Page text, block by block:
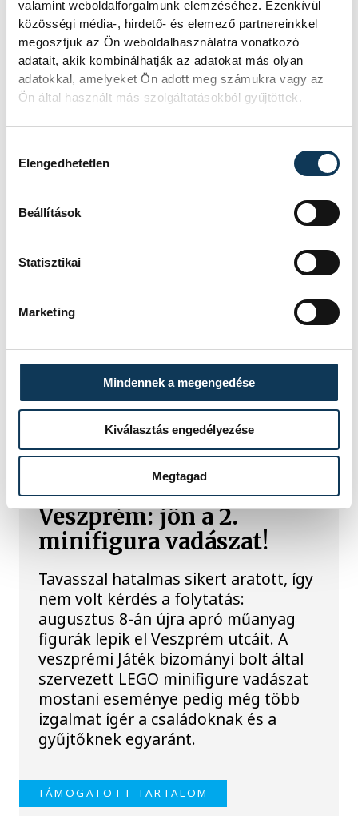
valamint weboldalforgalmunk elemzéséhez. Ezenkívül
közösségi média-, hirdető- és elemező partnereinkkel
megosztjuk az Ön weboldalhasználatra vonatkozó
adatait, akik kombinálhatják az adatokat más olyan
adatokkal, amelyeket Ön adott meg számukra vagy az
Ön által használt más szolgáltatásokból gyűjtöttek.
Elengedhetetlen
Beállítások
Statisztikai
Marketing
Mindennek a megengedése
Kiválasztás engedélyezése
Megtagad
TOVÁBBI CIKKEK
TÁMOGATOTT TARTALOM
TNT és New Level
érkezik a nyár egyik
bulija az AMFI-ba
A TNT ikonikus slágereivel, a New
Level Empire lendületes dalaival várja
a közönséget egy különleges balatoni
szabadtéri helyszínen augusztus 8-án
nosztalgia és a mai popzene
találkozását ígéri.
Újra LEGO-lázban
Veszprém: jön a 2.
minifigura vadászat!
Tavasszal hatalmas sikert aratott, így
nem volt kérdés a folytatás:
augusztus 8-án újra apró műanyag
figurák lepik el Veszprém utcáit. A
veszprémi Játék bizományi bolt által
szervezett LEGO minifigure vadászat
mostani eseménye pedig még több
izgalmat ígér a családoknak és a
gyűjtőknek egyaránt.
TÁMOGATOTT TARTALOM